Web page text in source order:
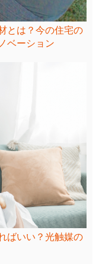
とは？今の住宅の
ベーション
ばいい？光触媒の